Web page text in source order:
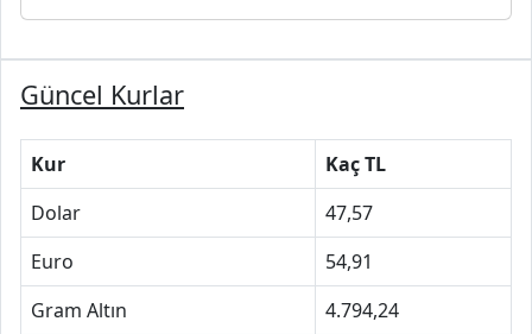
Güncel Kurlar
Kur
Kaç TL
Dolar
47,57
Euro
54,91
Gram Altın
4.794,24